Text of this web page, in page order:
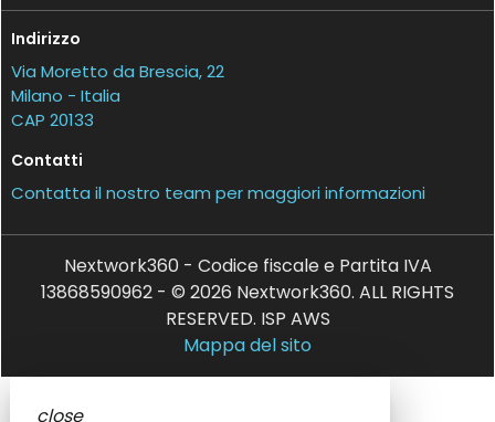
Indirizzo
Via Moretto da Brescia, 22
Milano - Italia
CAP 20133
Contatti
Contatta il nostro team per maggiori informazioni
Nextwork360 - Codice fiscale e Partita IVA
13868590962 - © 2026 Nextwork360. ALL RIGHTS
RESERVED. ISP AWS
Mappa del sito
close